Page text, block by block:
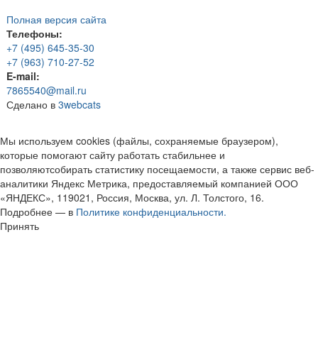
Полная версия сайта
Телефоны:
+7 (495) 645-35-30
+7 (963) 710-27-52
E-mail:
7865540@mail.ru
Сделано в 3webcats
Мы используем cookies (файлы, сохраняемые браузером),
которые помогают сайту работать стабильнее и
позволяютсобирать статистику посещаемости, а также сервис веб-
аналитики Яндекс Метрика, предоставляемый компанией ООО
«ЯНДЕКС», 119021, Россия, Москва, ул. Л. Толстого, 16.
Подробнее — в Политике конфиденциальности.
Принять